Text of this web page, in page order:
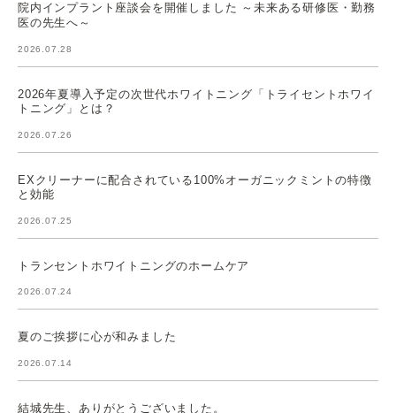
院内インプラント座談会を開催しました ～未来ある研修医・勤務
医の先生へ～
2026.07.28
2026年夏導入予定の次世代ホワイトニング「トライセントホワイ
トニング」とは？
2026.07.26
EXクリーナーに配合されている100%オーガニックミントの特徴
と効能
2026.07.25
トランセントホワイトニングのホームケア
2026.07.24
夏のご挨拶に心が和みました
2026.07.14
結城先生、ありがとうございました。